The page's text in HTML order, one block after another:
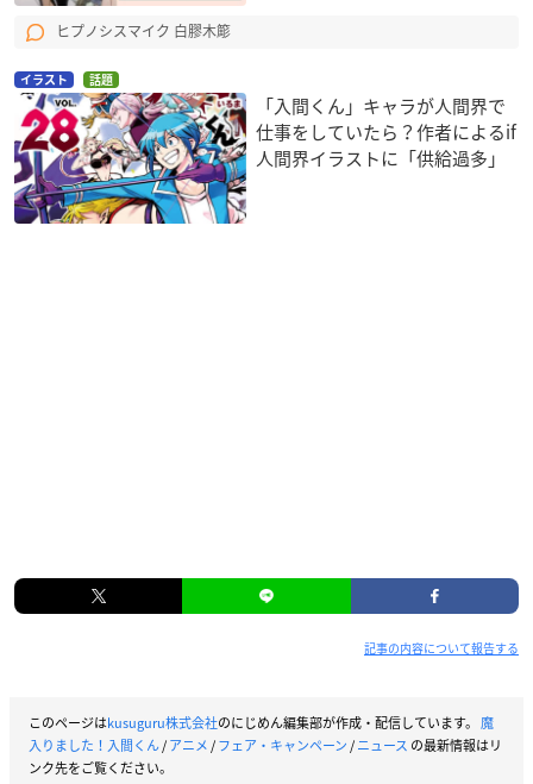
ヒプノシスマイク 白膠木簓
イラスト 話題
「入間くん」キャラが人間界で
仕事をしていたら？作者によるif
人間界イラストに「供給過多」
記事の内容について報告する
このページはkusuguru株式会社のにじめん編集部が作成・配信しています。 魔
入りました！入間くん/アニメ/フェア・キャンペーン/ニュース の最新情報はリ
ンク先をご覧ください。